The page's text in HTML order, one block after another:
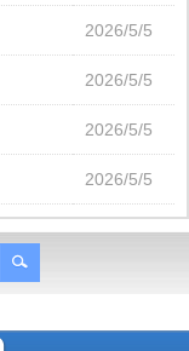
2026/5/5
2026/5/5
2026/5/5
2026/5/5